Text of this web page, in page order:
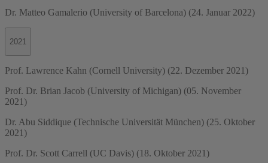
Dr. Matteo Gamalerio (University of Barcelona) (24. Januar 2022)
2021
Prof. Lawrence Kahn (Cornell University) (22. Dezember 2021)
Prof. Dr. Brian Jacob (University of Michigan) (05. November
2021)
Dr. Abu Siddique (Technische Universität München) (25. Oktober
2021)
Prof. Dr. Scott Carrell (UC Davis) (18. Oktober 2021)